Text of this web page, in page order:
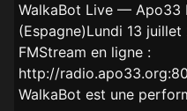
WalkaBot Live — Apo33
(Espagne)Lundi 13
FMStream en ligne :
http://
WalkaBot est une